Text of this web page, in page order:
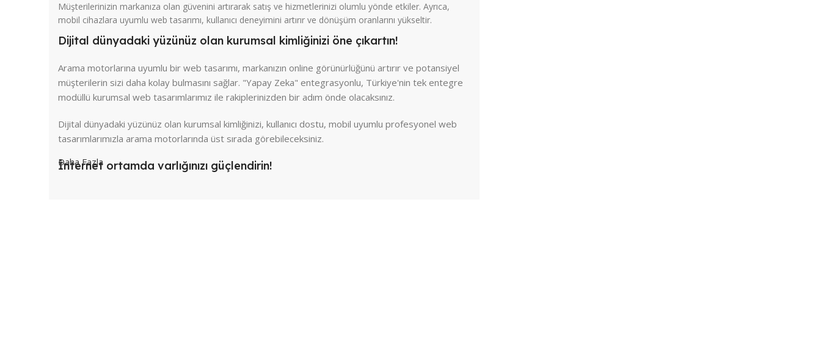
Müşterilerinizin markanıza olan güvenini artırarak satış ve hizmetlerinizi olumlu yönde etkiler. Ayrıca,
mobil cihazlara uyumlu web tasarımı, kullanıcı deneyimini artırır ve dönüşüm oranlarını yükseltir.
Dijital dünyadaki yüzünüz olan kurumsal kimliğinizi öne çıkartın!
Arama motorlarına uyumlu bir web tasarımı, markanızın online görünürlüğünü artırır ve potansiyel
müşterilerin sizi daha kolay bulmasını sağlar. "Yapay Zeka" entegrasyonlu, Türkiye'nin tek entegre
modüllü kurumsal web tasarımlarımız ile rakiplerinizden bir adım önde olacaksınız.
Dijital dünyadaki yüzünüz olan kurumsal kimliğinizi, kullanıcı dostu, mobil uyumlu profesyonel web
tasarımlarımızla arama motorlarında üst sırada görebileceksiniz.
İnternet ortamda varlığınızı güçlendirin!
Daha Fazla